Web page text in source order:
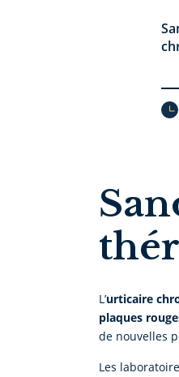
L’urticaire
plaques
de nouvelles
Les